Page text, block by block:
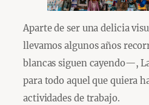
Aparte de ser una delicia
llevamos algunos años
blancas siguen cayendo—,
para todo aquel que quiera
actividades de trabajo.